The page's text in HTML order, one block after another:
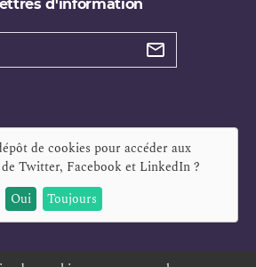
d'information
de cookies pour accéder aux
Twitter, Facebook et LinkedIn?
Oui
Toujours